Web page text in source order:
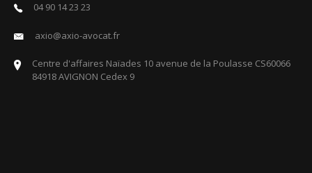
04 90 14 23 23
axio@axio-avocat.fr
Centre d'affaires Naïades 10 avenue de la Poulasse CS60066
84918 AVIGNON Cedex 9